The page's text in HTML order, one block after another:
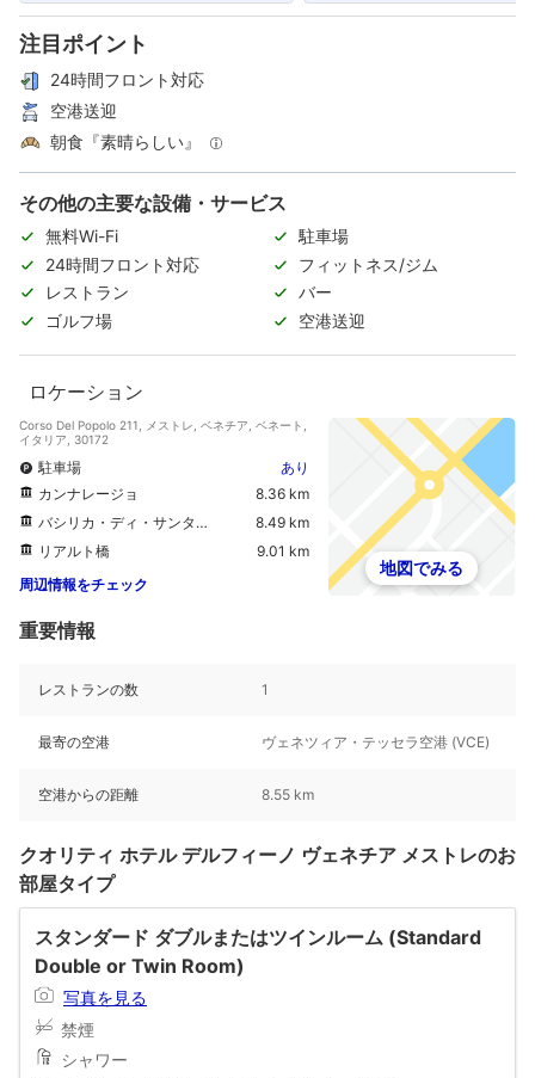
注目ポイント
24時間フロント対応
空港送迎
朝食『素晴らしい』
その他の主要な設備・サービス
無料Wi-Fi
駐車場
24時間フロント対応
フィットネス/ジム
レストラン
バー
ゴルフ場
空港送迎
ロケーション
Corso Del Popolo 211, メストレ, ベネチア, ベネート,
イタリア, 30172
駐車場
あり
カンナレージョ
8.36 km
バシリカ・ディ・サンタ・マリア・グロリオーサ・デイ・フラーリ
8.49 km
リアルト橋
9.01 km
周辺情報をチェック
地図でみる
重要情報
レストランの数 1
最寄の空港 ヴェネツィア・テッセラ空港 (VCE)
空港からの距離 8.55 km
クオリティ ホテル デルフィーノ ヴェネチア メストレのお
部屋タイプ
スタンダード ダブルまたはツインルーム (Standard
Double or Twin Room)
写真を見る
禁煙
シャワー